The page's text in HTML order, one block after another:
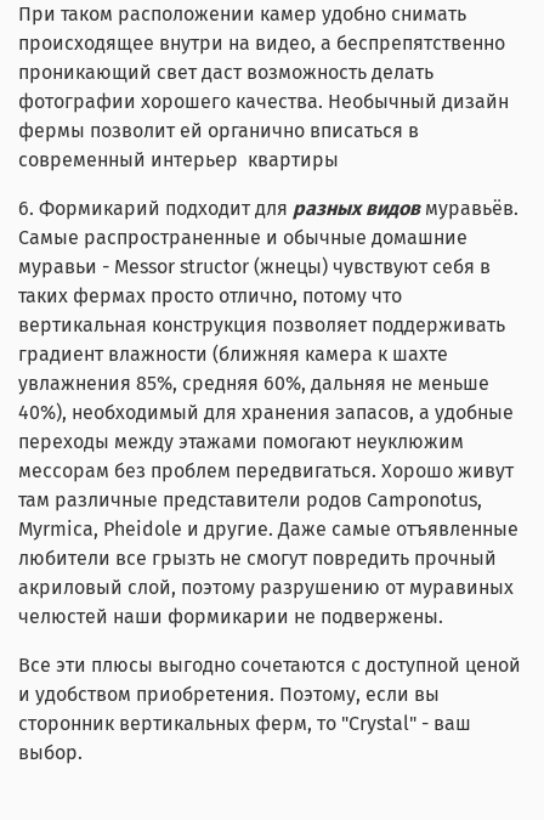
При таком расположении камер удобно снимать
происходящее внутри на видео, а беспрепятственно
проникающий свет даст возможность делать
фотографии хорошего качества. Необычный дизайн
фермы позволит ей органично вписаться в
современный интерьер квартиры
6. Формикарий подходит для разных видовмуравьёв.
Самые распространенные и обычные домашние
муравьи - Messor structor (жнецы) чувствуют себя в
таких фермах просто отлично, потому что
вертикальная конструкция позволяет поддерживать
градиент влажности (ближняя камера к шахте
увлажнения 85%, средняя 60%, дальняя не меньше
40%), необходимый для хранения запасов, а удобные
переходы между этажами помогают неуклюжим
мессорам без проблем передвигаться. Хорошо живут
там различные представители родов Camponotus,
Myrmica, Pheidole и другие. Даже самые отъявленные
любители все грызть не смогут повредить прочный
акриловый слой, поэтому разрушению от муравиных
челюстей наши формикарии не подвержены.
Все эти плюсы выгодно сочетаются с доступной ценой
и удобством приобретения. Поэтому, если вы
сторонник вертикальных ферм, то "Crystal" - ваш
выбор.